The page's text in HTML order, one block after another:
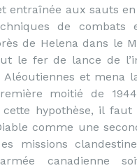
entraînée aux sauts
de combats
de Helena dans le
le fer de lance de
et mena
moitié de
cette hypothèse, il faut
comme une
missions
canadienne